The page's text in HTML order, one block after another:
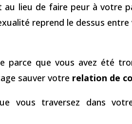
lieu de faire peur à votre
reprend le dessus entre
parce que vous avez été
sauver votre relation de
vous traversez dans